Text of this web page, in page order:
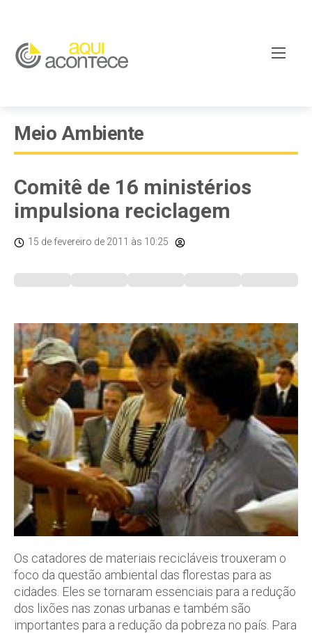
Meio Ambiente
Comitê de 16 ministérios
impulsiona reciclagem
15 de fevereiro de 2011 às 10:25
Os catadores de materiais recicláveis trouxeram o
foco da questão ambiental das florestas para as
cidades. Eles se tornaram essenciais para a redução
dos lixões nas zonas urbanas e também são
importantes para a redução da pobreza no país. Para